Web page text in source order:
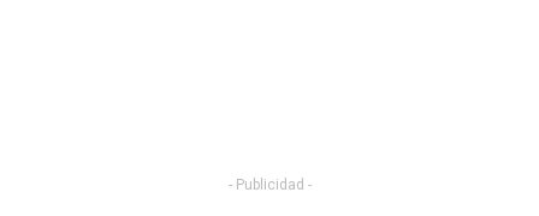
- Publicidad -